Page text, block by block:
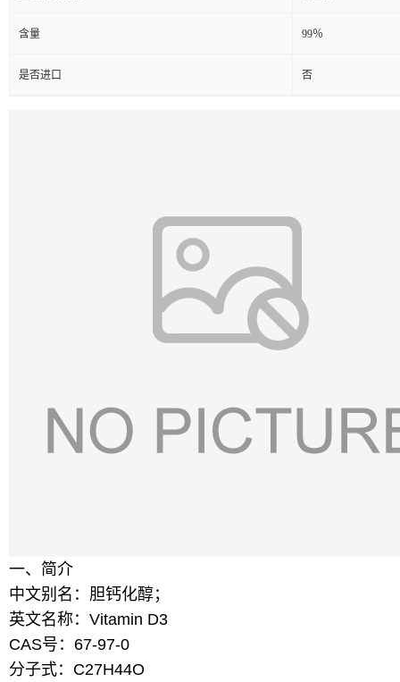
含量 99％
是否进口 否
一、简介
中文别名：胆钙化醇；
英文名称：Vitamin D3
CAS号：67-97-0
分子式：C27H44O